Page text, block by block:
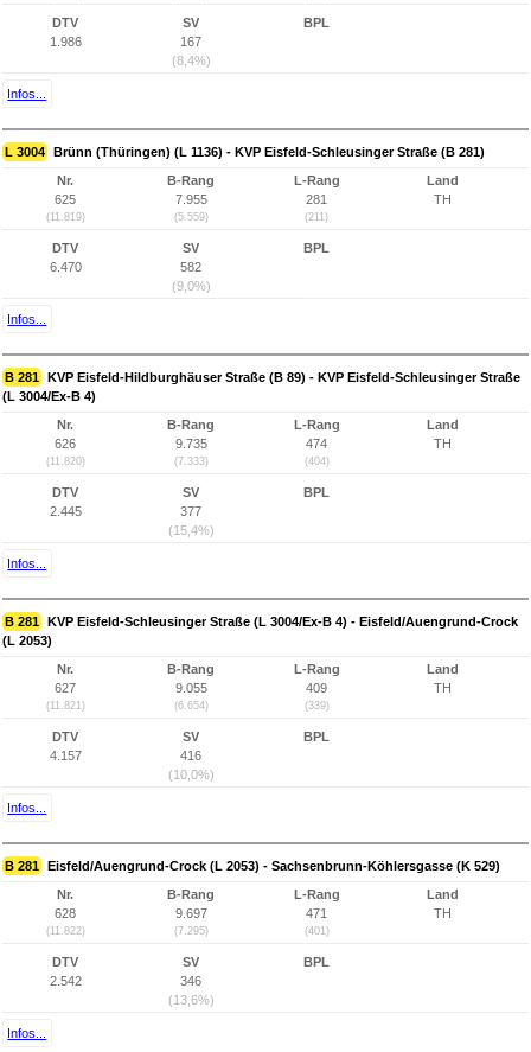
DTV
1.986
SV
167
(8,4%)
BPL
Infos...
L 3004 Brünn (Thüringen) (L 1136) - KVP Eisfeld-Schleusinger Straße (B 281)
Nr.
625
(11.819)
B-Rang
7.955
(5.559)
L-Rang
281
(211)
Land
TH
DTV
6.470
SV
582
(9,0%)
BPL
Infos...
B 281 KVP Eisfeld-Hildburghäuser Straße (B 89) - KVP Eisfeld-Schleusinger Straße
(L 3004/Ex-B 4)
Nr.
626
(11.820)
B-Rang
9.735
(7.333)
L-Rang
474
(404)
Land
TH
DTV
2.445
SV
377
(15,4%)
BPL
Infos...
B 281 KVP Eisfeld-Schleusinger Straße (L 3004/Ex-B 4) - Eisfeld/Auengrund-Crock
(L 2053)
Nr.
627
(11.821)
B-Rang
9.055
(6.654)
L-Rang
409
(339)
Land
TH
DTV
4.157
SV
416
(10,0%)
BPL
Infos...
B 281 Eisfeld/Auengrund-Crock (L 2053) - Sachsenbrunn-Köhlersgasse (K 529)
Nr.
628
(11.822)
B-Rang
9.697
(7.295)
L-Rang
471
(401)
Land
TH
DTV
2.542
SV
346
(13,6%)
BPL
Infos...